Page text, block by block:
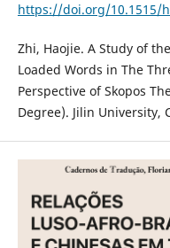
https://doi.org/10.1515/
Zhi, Haojie. A Study of
Loaded Words in The
Perspective of Skopos
Degree). Jilin University,